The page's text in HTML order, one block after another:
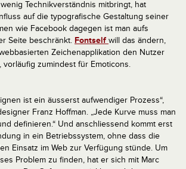
Technikverständnis mitbringt, hat
auf die typografische Gestaltung seiner
wie Facebook dagegen ist man aufs
Seite beschränkt. Fontself will das ändern,
Zeichenapplikation den Nutzer
vorläufig zumindest für Emoticons.
ist ein äusserst aufwendiger Prozess“,
Franz Hoffman. „Jede Kurve muss man
definieren.“ Und anschliessend kommt erst
in ein Betriebssystem, ohne dass die
Einsatz im Web zur Verfügung stünde. Um
Problem zu finden, hat er sich mit Marc